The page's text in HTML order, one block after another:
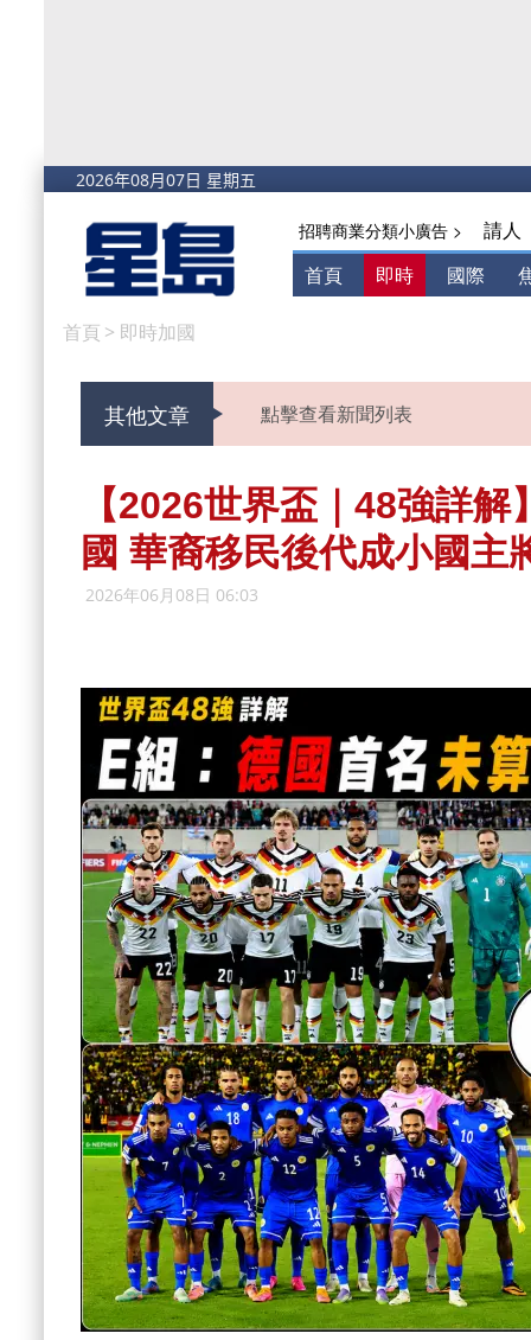
招聘商業分類小廣告 >
請人
首頁
即時 國際
首頁 > 即時加國
其他文章 點擊查看新聞列表
【2026世界盃｜48強詳
國 華裔移民後代成小國主
2026年06月08日 06:03